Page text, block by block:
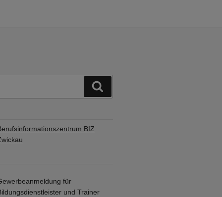
BIZ
für
und Trainer